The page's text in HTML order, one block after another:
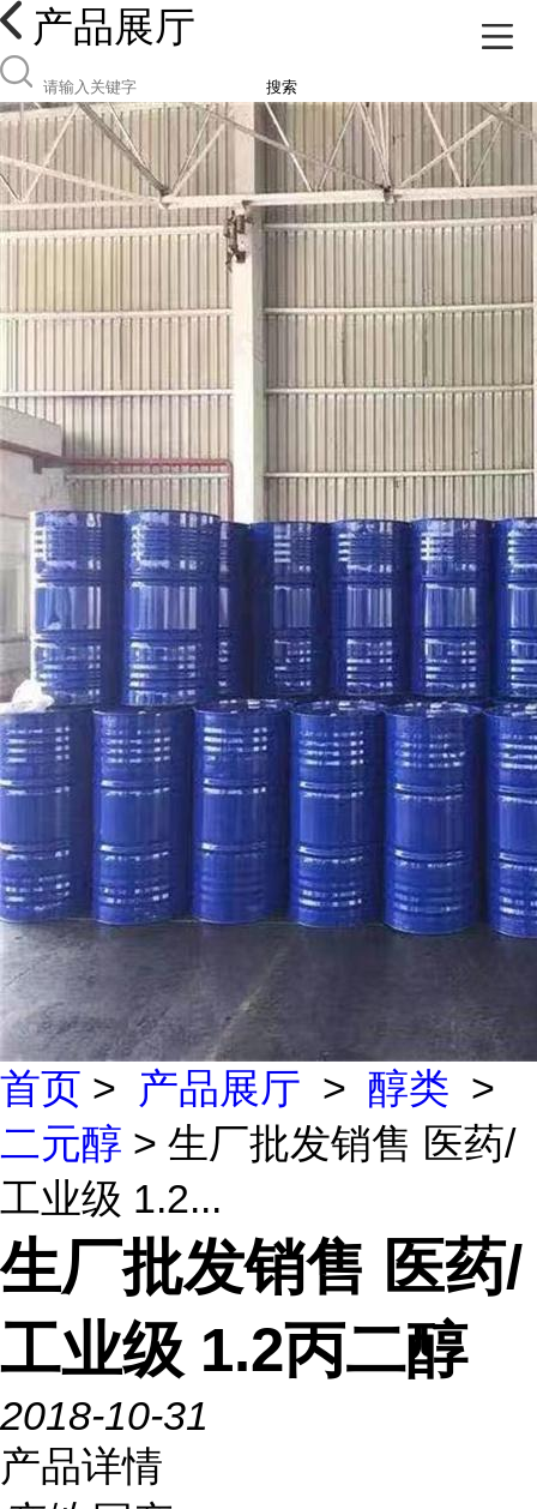
产品展厅
搜索
首页 > 产品展厅 > 醇类 >
二元醇 > 生厂批发销售 医药/
工业级 1.2...
生厂批发销售 医药/
工业级 1.2丙二醇
2018-10-31
产品详情